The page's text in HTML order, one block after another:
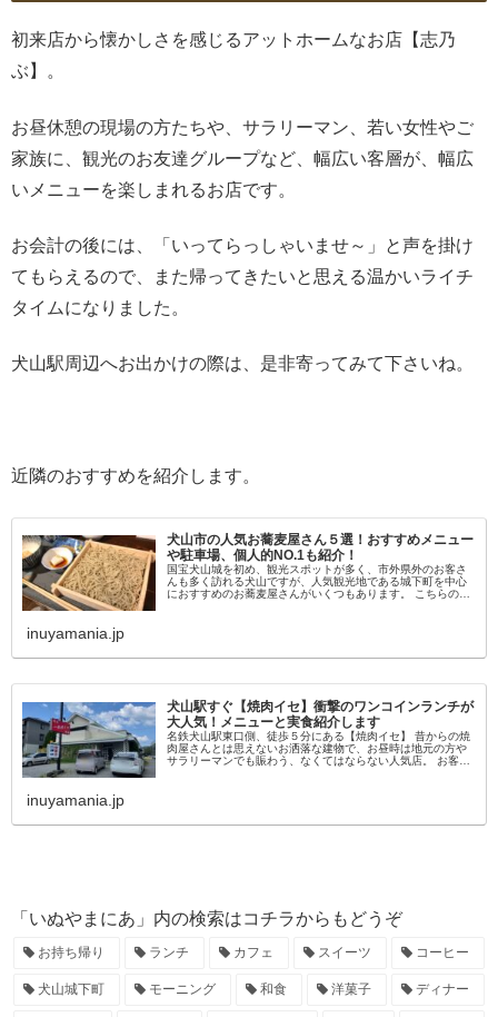
初来店から懐かしさを感じるアットホームなお店【志乃
ぶ】。
お昼休憩の現場の方たちや、サラリーマン、若い女性やご
家族に、観光のお友達グループなど、幅広い客層が、幅広
いメニューを楽しまれるお店です。
お会計の後には、「いってらっしゃいませ～」と声を掛け
てもらえるので、また帰ってきたいと思える温かいライチ
タイムになりました。
犬山駅周辺へお出かけの際は、是非寄ってみて下さいね。
近隣のおすすめを紹介します。
犬山市の人気お蕎麦屋さん５選！おすすめメニュー
や駐車場、個人的NO.1も紹介！
国宝犬山城を初め、観光スポットが多く、市外県外のお客さ
んも多く訪れる犬山ですが、人気観光地である城下町を中心
におすすめのお蕎麦屋さんがいくつもあります。 こちらの記
inuyamania.jp
犬山駅すぐ【焼肉イセ】衝撃のワンコインランチが
大人気！メニューと実食紹介します
名鉄犬山駅東口側、徒歩５分にある【焼肉イセ】 昔からの焼
肉屋さんとは思えないお洒落な建物で、お昼時は地元の方や
サラリーマンでも賑わう、なくてはならない人気店。 お客さ
inuyamania.jp
「いぬやまにあ」内の検索はコチラからもどうぞ
お持ち帰り ランチ カフェ スイーツ コーヒー
犬山城下町 モーニング 和食 洋菓子 ディナー